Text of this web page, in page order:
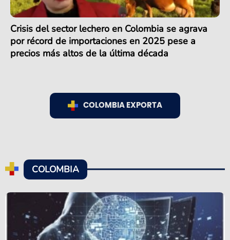
Crisis del sector lechero en Colombia se agrava
por récord de importaciones en 2025 pese a
precios más altos de la última década
COLOMBIA EXPORTA
COLOMBIA